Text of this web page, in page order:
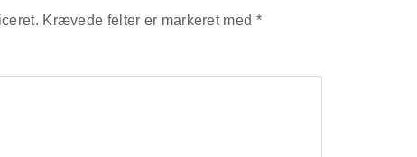
Krævede felter er markeret med *